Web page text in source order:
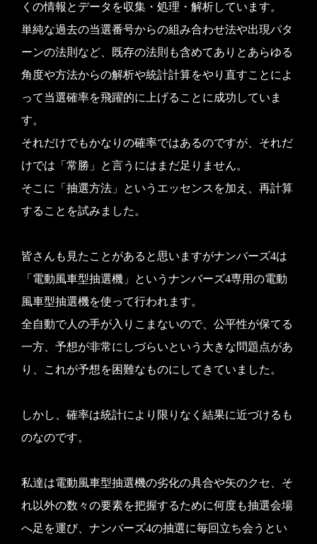
くの情報とデータを収集・処理・解析しています。
単純な過去の当選番号からの組み合わせ法や出現パタ
ーンの法則など、既存の法則も含めてありとあらゆる
角度や方法からの解析や統計計算をやり直すことによ
って当選確率を飛躍的に上げることに成功していま
す。
それだけでもかなりの確率ではあるのですが、それだ
けでは「常勝」と言うにはまだ足りません。
そこに「抽選方法」というエッセンスを加え、再計算
することを試みました。
皆さんも見たことがあると思いますがナンバーズ4は
「電動風車型抽選機」というナンバーズ4専用の電動
風車型抽選機を使って行われます。
全自動で人の手が入りこまないので、公平性が保てる
一方、予想が非常にしづらいという大きな問題点があ
り、これが予想を困難なものにしてきていました。
しかし、確率は統計により限りなく結果に近づけるも
のなのです。
私達は電動風車型抽選機の劣化の具合や矢のクセ、そ
れ以外の数々の要素を把握するために何度も抽選会場
へ足を運び、ナンバーズ4の抽選に毎回立ち会うとい